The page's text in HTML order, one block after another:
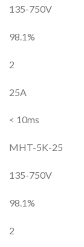
135-750V
98.1%
2
25A
< 10ms
MHT-5K-25
135-750V
98.1%
2